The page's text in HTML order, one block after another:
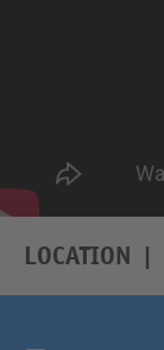
LOCATION